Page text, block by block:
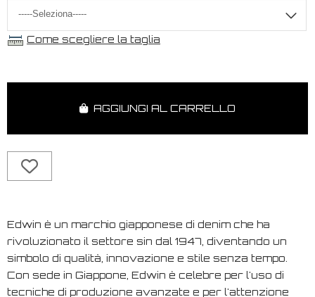
Come scegliere la taglia
AGGIUNGI AL CARRELLO
Edwin è un marchio giapponese di denim che ha
rivoluzionato il settore sin dal 1947, diventando un
simbolo di qualità, innovazione e stile senza tempo.
Con sede in Giappone, Edwin è celebre per l'uso di
tecniche di produzione avanzate e per l'attenzione